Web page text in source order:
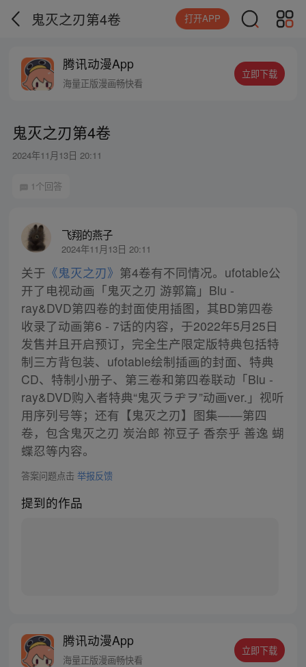
鬼灭之刃第4卷 打开APP
腾讯动漫App
海量正版漫画畅快看
立即下载
鬼灭之刃第4卷
2024年11月13日 20:11
1个回答
飞翔的燕子
2024年11月13日 20:11
关于 《鬼灭之刃》 第4卷有不同情况。ufotable公
开了电视动画「鬼灭之刃 游郭篇」Blu -
ray&DVD第四卷的封面使用插图，其BD第四卷
收录了动画第6 - 7话的内容，于2022年5月25日
发售并且开启预订，完全生产限定版特典包括特
制三方背包装、ufotable绘制插画的封面、特典
CD、特制小册子、第三卷和第四卷联动「Blu -
ray&DVD购入者特典“鬼灭ラヂヲ”动画ver.」视听
用序列号等；还有【鬼灭之刃】图集——第四
卷，包含鬼灭之刃 炭治郎 祢豆子 香奈乎 善逸 蝴
蝶忍等内容。
答案问题点击 举报反馈
提到的作品
腾讯动漫App
海量正版漫画畅快看
立即下载